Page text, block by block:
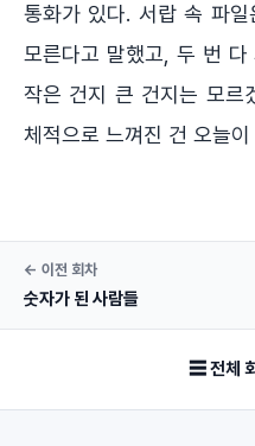
통화가 있다. 서랍 속 파
모른다고 말했고, 두 번 다
작은 건지 큰 건지는 모르
체적으로 느껴진 건 오늘
← 이전 회차
숫자가 된 사람들
☰ 전체